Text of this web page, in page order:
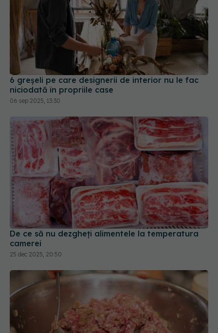
6 greșeli pe care designerii de interior nu le fac
niciodată în propriile case
06 sep 2025, 13:30
De ce să nu dezgheți alimentele la temperatura
camerei
25 dec 2025, 20:50